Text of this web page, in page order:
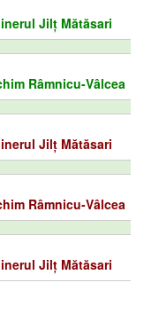
Jilț Mătăsari
Râmnicu-Vâlcea
Jilț Mătăsari
Râmnicu-Vâlcea
Jilț Mătăsari